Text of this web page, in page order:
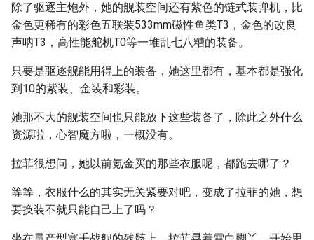
除了驱逐主炮外，她的舰装空间还有紫色的链式装弹机，比
金色更稀有的彩色五联装533mm磁性鱼类T3，金色的改良
声呐T3，高性能舵机T0等一堆乱七八糟的装备。
只要是驱逐舰能用得上的装备，她这里都有，基本都是强化
到10的紫装、金装和彩装。
她那不大的舰装空间也只能放下这些装备了，除此之外什么
资源啦，心智魔方啦，一概没有。
拉菲很想问，她以前氪金买的那些衣服呢，都跑去哪了？
等等，衣服什么的其实无关紧要对吧，变成了拉菲的她，想
要换装不就只能自己上了吗？